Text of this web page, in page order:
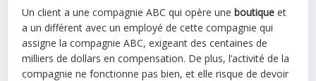
Un client a une compagnie ABC qui opère uneboutique et
a un différent avec un employé de cette compagnie qui
assigne la compagnie ABC, exigeant des centaines de
milliers de dollars en compensation. De plus, l’activité de la
compagnie ne fonctionne pas bien, et elle risque de devoir